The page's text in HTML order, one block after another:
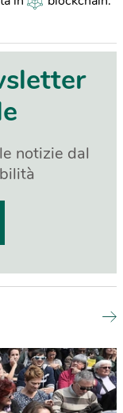
notizie dal